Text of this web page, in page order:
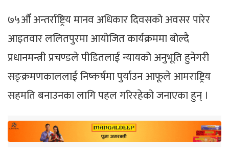
७५औँ अन्तर्राष्ट्रिय मानव अधिकार दिवसको अवसर पारेर
आइतवार ललितपुरमा आयोजित कार्यक्रममा बोल्दै
प्रधानमन्त्री प्रचण्डले पीडितलाई न्यायको अनुभूति हुनेगरी
सङ्क्रमणकाललाई निष्कर्षमा पुर्याउन आफूले आमराष्ट्रिय
सहमति बनाउनका लागि पहल गरिरहेको जनाएका हुन् ।